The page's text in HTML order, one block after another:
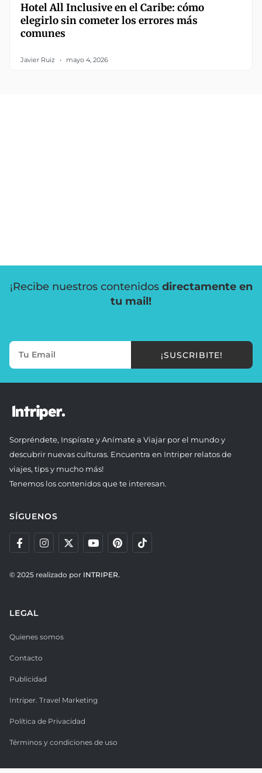
Hotel All Inclusive en el Caribe: cómo
elegirlo sin cometer los errores más
comunes
Javier Ruiz mayo 4, 2026
¡Recibe nuestros contenidos directamente en
tu mail!
¡SUSCRIBITE!
Sorpréndete, Inspírate y Anímate a Viajar por el mundo y
descubrir nuevas culturas. Encuentra en Intriper relatos de
viajes, tips y mucho más!
Tenemos los contenidos que te interesan.
SÍGUENOS
© 2025 realizado por INTRIPER.
LEGAL
Quienes somos
Contacto
Publicidad
Intriper. Travel Marketing
Política de Privacidad
Términos y condiciones de uso